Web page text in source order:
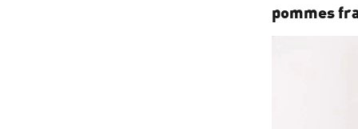
pommes